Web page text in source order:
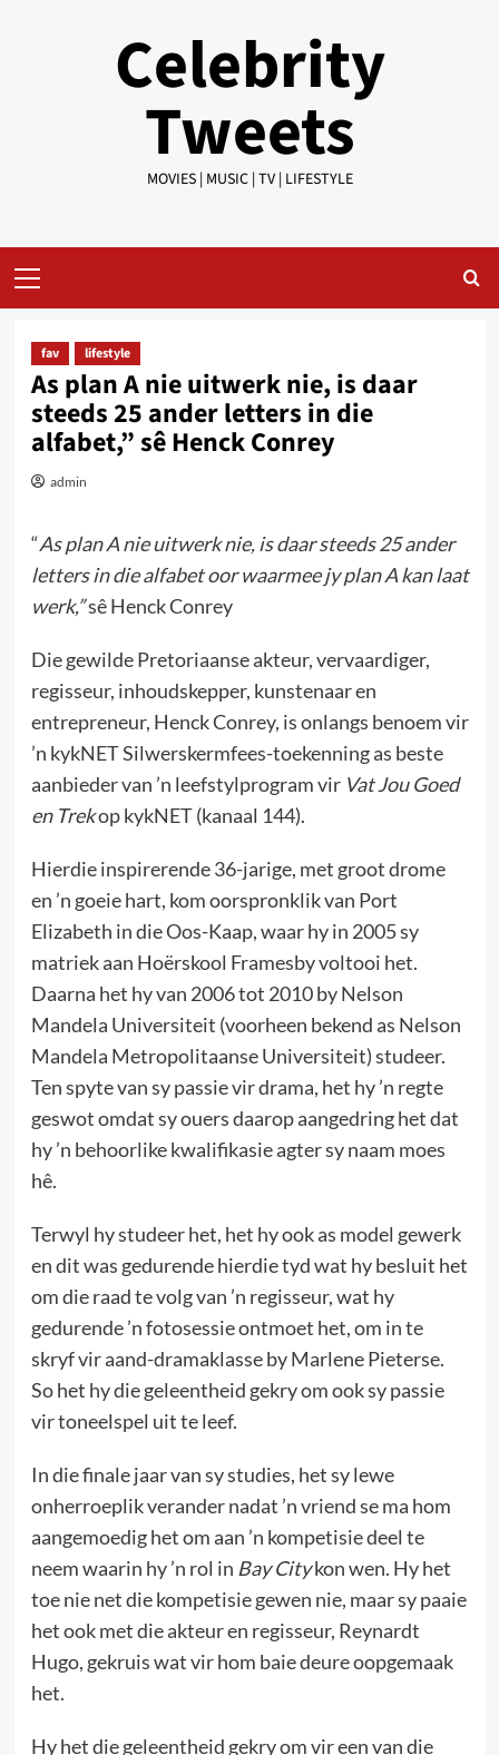
Celebrity
Tweets
MOVIES | MUSIC | TV | LIFESTYLE
Menu
fav lifestyle
As plan A nie uitwerk nie, is daar
steeds 25 ander letters in die
alfabet,” sê Henck Conrey
admin
“As plan A nie uitwerk nie, is daar steeds 25 ander
letters in die alfabet oor waarmee jy plan A kan laat
werk,”sê Henck Conrey
Die gewilde Pretoriaanse akteur, vervaardiger,
regisseur, inhoudskepper, kunstenaar en
entrepreneur, Henck Conrey, is onlangs benoem vir
’n kykNET Silwerskermfees-toekenning as beste
aanbieder van ’n leefstylprogram vir Vat Jou Goed
en Trekop kykNET (kanaal 144).
Hierdie inspirerende 36-jarige, met groot drome
en ’n goeie hart, kom oorspronklik van Port
Elizabeth in die Oos-Kaap, waar hy in 2005 sy
matriek aan Hoërskool Framesby voltooi het.
Daarna het hy van 2006 tot 2010 by Nelson
Mandela Universiteit (voorheen bekend as Nelson
Mandela Metropolitaanse Universiteit) studeer.
Ten spyte van sy passie vir drama, het hy ’n regte
geswot omdat sy ouers daarop aangedring het dat
hy ’n behoorlike kwalifikasie agter sy naam moes
hê.
Terwyl hy studeer het, het hy ook as model gewerk
en dit was gedurende hierdie tyd wat hy besluit het
om die raad te volg van ’n regisseur, wat hy
gedurende ’n fotosessie ontmoet het, om in te
skryf vir aand-dramaklasse by Marlene Pieterse.
So het hy die geleentheid gekry om ook sy passie
vir toneelspel uit te leef.
In die finale jaar van sy studies, het sy lewe
onherroeplik verander nadat ’n vriend se ma hom
aangemoedig het om aan ’n kompetisie deel te
neem waarin hy ’n rol in Bay Citykon wen. Hy het
toe nie net die kompetisie gewen nie, maar sy paaie
het ook met die akteur en regisseur, Reynardt
Hugo, gekruis wat vir hom baie deure oopgemaak
het.
Hy het die geleentheid gekry om vir een van die